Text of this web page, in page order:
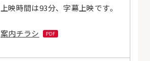
上映時間は93分、字幕上映です。
案内チラシ